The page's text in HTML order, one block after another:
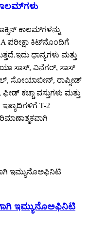
ಕಾಲಮ್‌ಗಳನ್ನು
ಪರೀಕ್ಷಾ ಕಿಟ್‌ನೊಂದಿಗೆ
ಇದು ಧಾನ್ಯಗಳು ಮತ್ತು
ಸಾಸ್, ವಿನೆಗರ್, ಸಾಸ್
ಸೋಯಾಬೀನ್, ರಾಪ್ಸೀಡ್
ಫೀಡ್ ಕಚ್ಚಾ ವಸ್ತುಗಳು ಮತ್ತು
T-2
ಇಮ್ಯುನೊಅಫಿನಿಟಿ